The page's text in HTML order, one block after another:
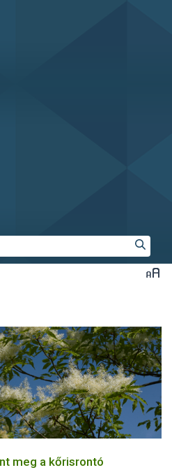
meg a kőrisrontó